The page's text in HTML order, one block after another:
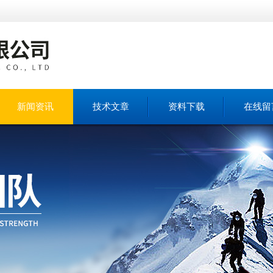
新闻资讯 技术文章 资料下载 在线留